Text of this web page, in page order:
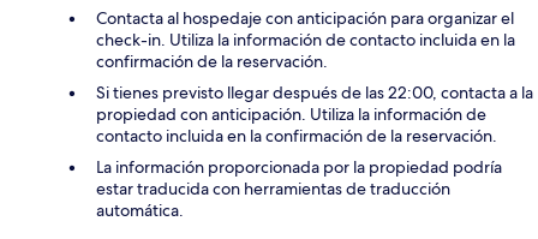
Contacta al hospedaje con anticipación para organizar el
check-in. Utiliza la información de contacto incluida en la
confirmación de la reservación.
Si tienes previsto llegar después de las 22:00, contacta a la
propiedad con anticipación. Utiliza la información de
contacto incluida en la confirmación de la reservación.
La información proporcionada por la propiedad podría
estar traducida con herramientas de traducción
automática.